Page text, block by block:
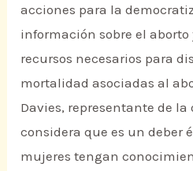
acciones para la
información sobre el aborto
recursos necesarios para
mortalidad asociadas al
Davies, representante de
considera que es un deber
mujeres tengan